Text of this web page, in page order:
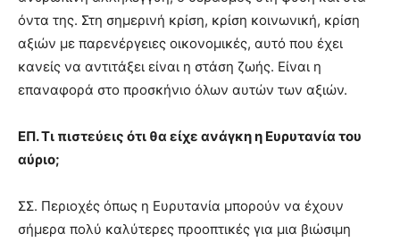
όντα της. Στη σημερινή κρίση, κρίση κοινωνική, κρίση
αξιών με παρενέργειες οικονομικές, αυτό που έχει
κανείς να αντιτάξει είναι η στάση ζωής. Είναι η
επαναφορά στο προσκήνιο όλων αυτών των αξιών.
ΕΠ. Τι πιστεύεις ότι θα είχε ανάγκη η Ευρυτανία του
αύριο;
ΣΣ. Περιοχές όπως η Ευρυτανία μπορούν να έχουν
σήμερα πολύ καλύτερες προοπτικές για μια βιώσιμη